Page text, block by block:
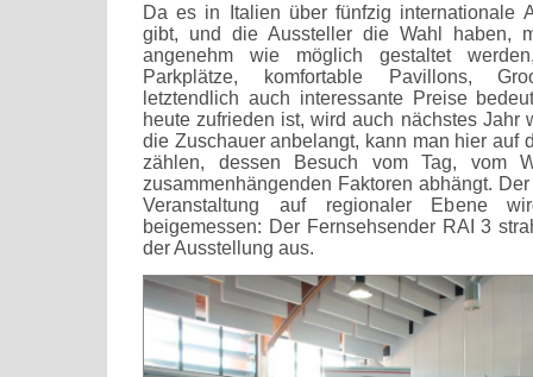
Da es in Italien über fünfzig internationale
gibt, und die Aussteller die Wahl haben,
angenehm wie möglich gestaltet
Parkplätze, komfortable Pavillons,
letztendlich auch interessante Preise
heute zufrieden ist, wird auch nächstes Jahr
die Zuschauer anbelangt, kann man hier auf
zählen, dessen Besuch vom Tag, vom
zusammenhängenden Faktoren abhängt.
Veranstaltung auf regionaler Ebene
beigemessen: Der Fernsehsender RAI 3
der Ausstellung aus.